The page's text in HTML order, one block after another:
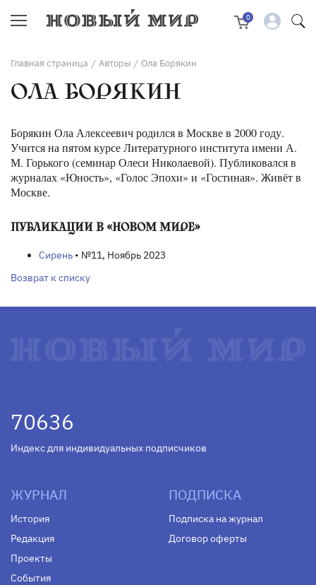
0
Главная страница / Авторы / Ола Борякин
ОЛА БОРЯКИН
Борякин Ола Алексеевич родился в Москве в 2000 году.
Учится на пятом курсе Литературного института имени А.
М. Горького (семинар Олеси Николаевой). Публиковался в
журналах «Юность», «Голос Эпохи» и «Гостиная». Живёт в
Москве.
ПУБЛИКАЦИИ В «НОВОМ МИРЕ»
Сирень • №11, Ноябрь 2023
Возврат к списку
70636
Индекс для индивидуальных подписчиков
ЖУРНАЛ
История
Редакция
Проекты
События
ПОДПИСКА
Подписка на журнал
Договор оферты